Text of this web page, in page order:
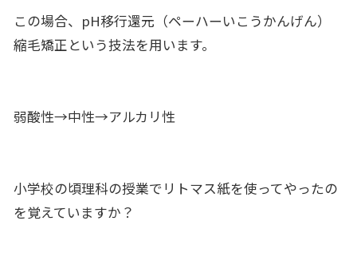
この場合、pH移行還元（ペーハーいこうかんげん）
縮毛矯正という技法を用います。
弱酸性→中性→アルカリ性
小学校の頃理科の授業でリトマス紙を使ってやったの
を覚えていますか？